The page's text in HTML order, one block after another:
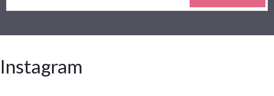
Instagram